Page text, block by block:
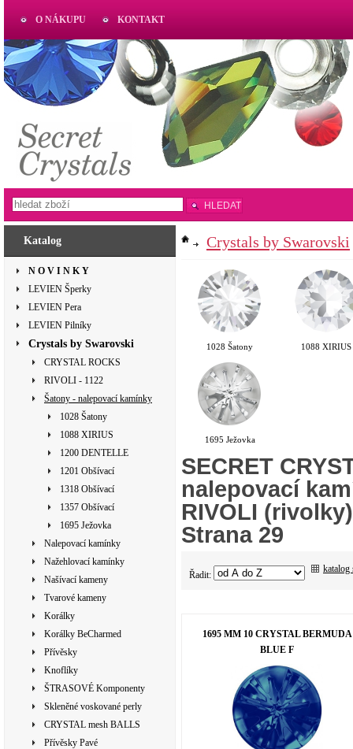
Katalog
N O V I N K Y
LEVIEN Šperky
LEVIEN Pera
LEVIEN Pilníky
Crystals by Swarovski
CRYSTAL ROCKS
RIVOLI - 1122
Šatony - nalepovací kamínky
1028 Šatony
1088 XIRIUS
1200 DENTELLE
1201 Obšívací
1318 Obšívací
1357 Obšívací
1695 Ježovka
Nalepovací kamínky
Nažehlovací kamínky
Našívací kameny
Tvarové kameny
Korálky
Korálky BeCharmed
Přívěsky
Knoflíky
ŠTRASOVÉ Komponenty
Skleněné voskované perly
CRYSTAL mesh BALLS
Přívěsky Pavé
Crystals by Swarovski
1028 Šatony 1088 XIRIUS
1695 Ježovka
SECRET
nalepovací
RIVOLI
Strana 29
Řadit:
katalog
1695 MM 10 CRYSTAL BERMUDA
BLUE F
O NÁKUPU KONTAKT
AKTUAL
www.aktual-koralky.cz
HLEDAT